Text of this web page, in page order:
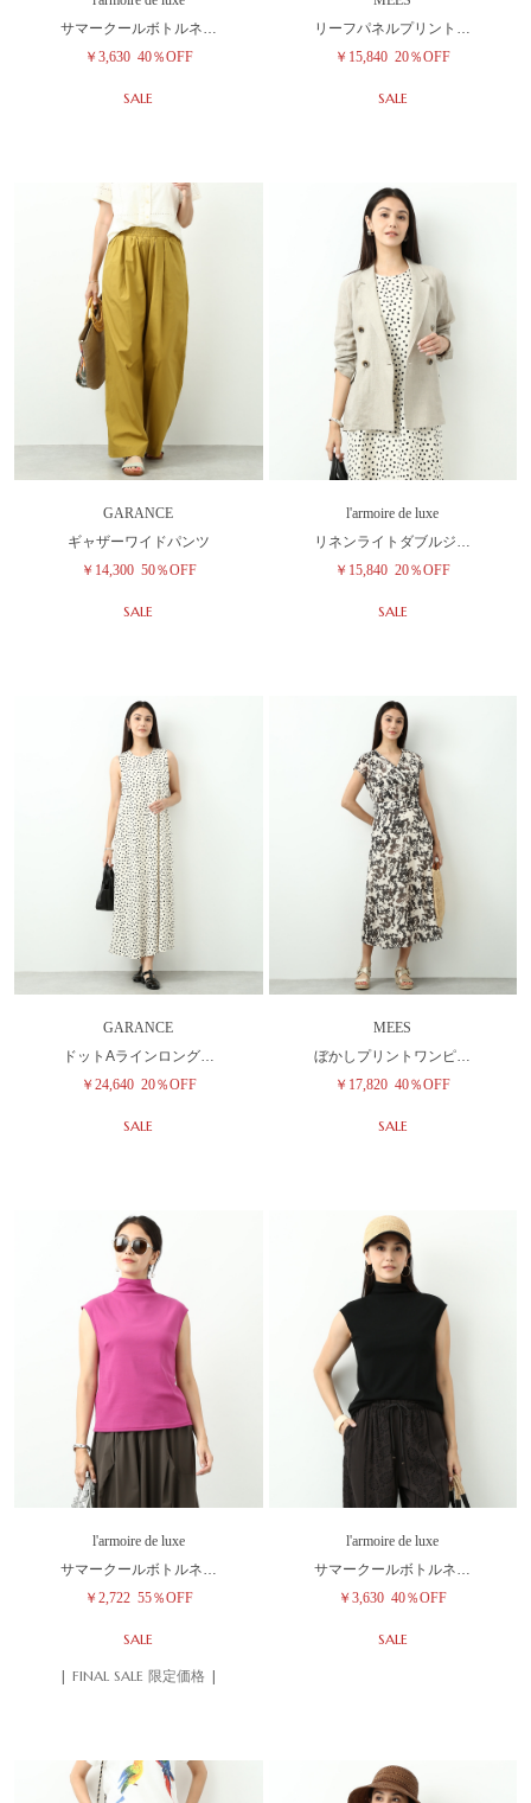
サマークールボトルネ…
￥3,630 40％OFF
SALE
リーフパネルプリント…
￥15,840 20％OFF
SALE
GARANCE
ギャザーワイドパンツ
￥14,300 50％OFF
SALE
l'armoire de luxe
リネンライトダブルジ…
￥15,840 20％OFF
SALE
GARANCE
ドットAラインロング…
￥24,640 20％OFF
SALE
MEES
ぼかしプリントワンピ…
￥17,820 40％OFF
SALE
l'armoire de luxe
サマークールボトルネ…
￥2,722 55％OFF
SALE
| FINAL SALE 限定価格 |
l'armoire de luxe
サマークールボトルネ…
￥3,630 40％OFF
SALE